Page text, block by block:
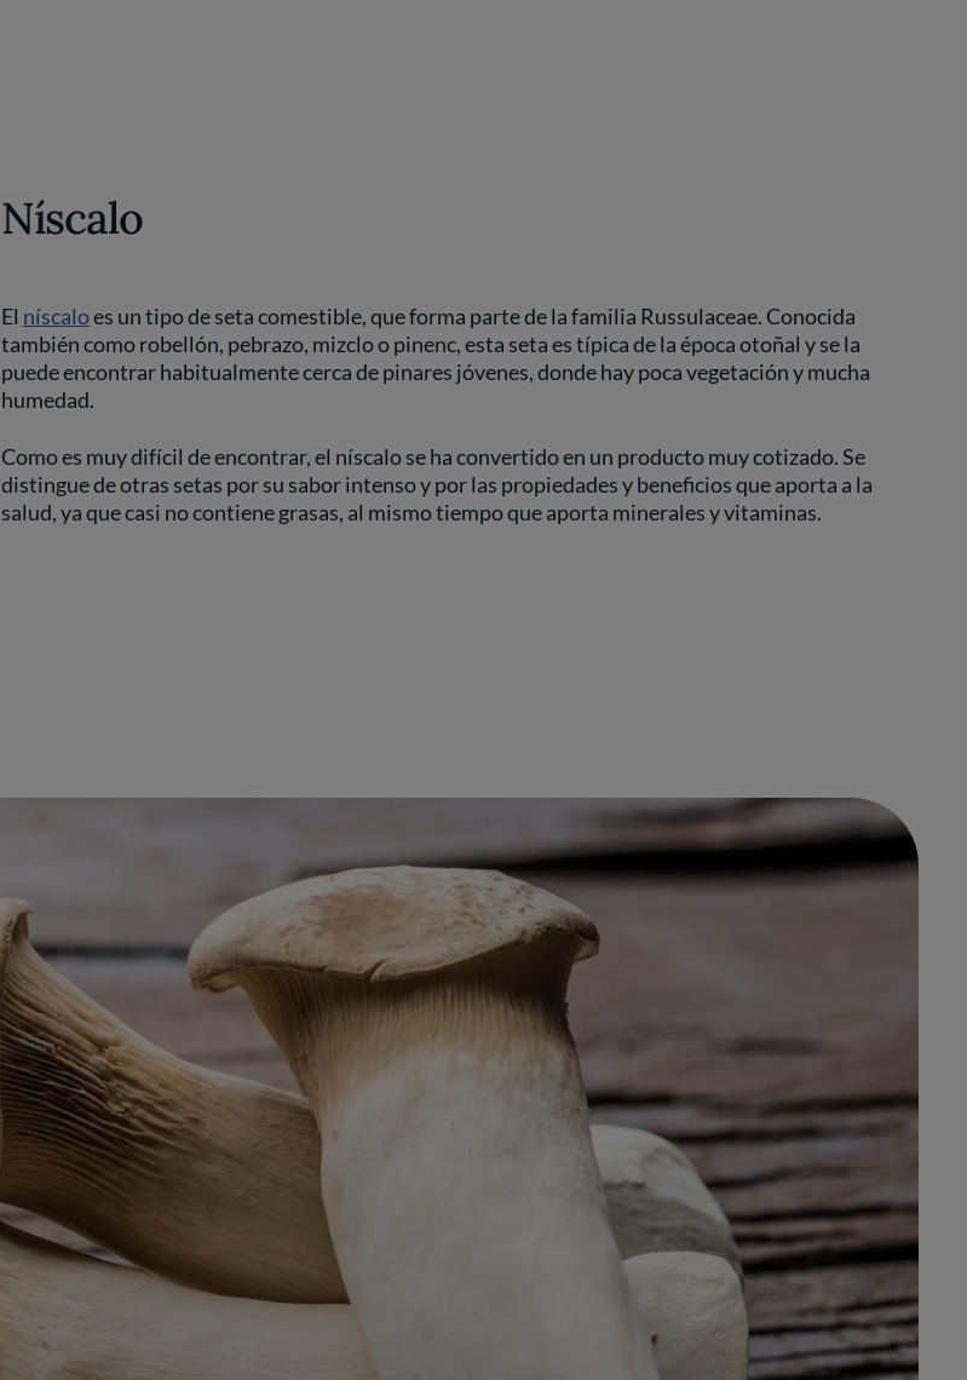
Níscalo
El níscaloes un tipo de seta comestible, que forma parte de la familia Russulaceae. Conocida
también como robellón, pebrazo, mizclo o pinenc, esta seta es típica de la época otoñal y se la
puede encontrar habitualmente cerca de pinares jóvenes, donde hay poca vegetación y mucha
humedad.
Como es muy difícil de encontrar, el níscalo se ha convertido en un producto muy cotizado. Se
distingue de otras setas por su sabor intenso y por las propiedades y beneficios que aporta a la
salud, ya que casi no contiene grasas, al mismo tiempo que aporta minerales y vitaminas.